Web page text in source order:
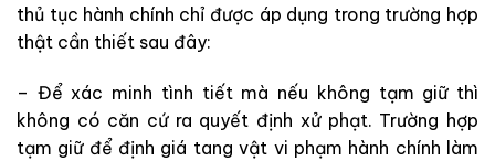
thủ tục hành chính chỉ được áp dụng trong trường hợp
thật cần thiết sau đây:
– Để xác minh tình tiết mà nếu không tạm giữ thì
không có căn cứ ra quyết định xử phạt. Trường hợp
tạm giữ để định giá tang vật vi phạm hành chính làm